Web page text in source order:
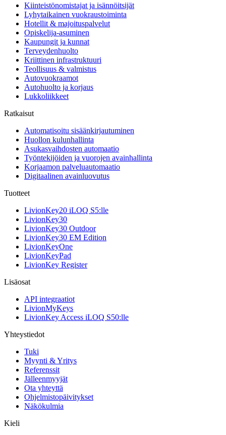
Kiinteistönomistajat ja isännöitsijät
Lyhytaikainen vuokraustoiminta
Hotellit & majoituspalvelut
Opiskelija-asuminen
Kaupungit ja kunnat
Terveydenhuolto
Kriittinen infrastruktuuri
Teollisuus & valmistus
Autovuokraamot
Autohuolto ja korjaus
Lukkoliikkeet
Ratkaisut
Automatisoitu sisäänkirjautuminen
Huollon kulunhallinta
Asukasvaihdosten automaatio
Työntekijöiden ja vuorojen avainhallinta
Korjaamon palveluautomaatio
Digitaalinen avainluovutus
Tuotteet
LivionKey20 iLOQ S5:lle
LivionKey30
LivionKey30 Outdoor
LivionKey30 EM Edition
LivionKeyOne
LivionKeyPad
LivionKey Register
Lisäosat
API integraatiot
LivionMyKeys
LivionKey Access iLOQ S50:lle
Yhteystiedot
Tuki
Myynti & Yritys
Referenssit
Jälleenmyyjät
Ota yhteyttä
Ohjelmistopäivitykset
Näkökulmia
Kieli